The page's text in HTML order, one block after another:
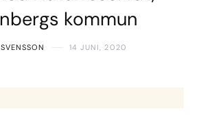
kommun
14 JUNI, 2020